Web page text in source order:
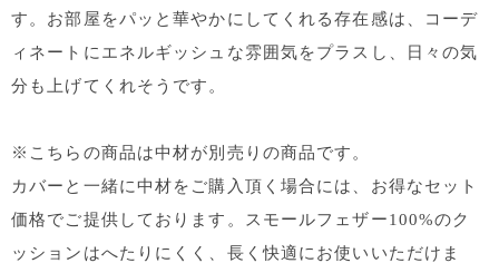
す。お部屋をパッと華やかにしてくれる存在感は、コーデ
ィネートにエネルギッシュな雰囲気をプラスし、日々の気
分も上げてくれそうです。
※こちらの商品は中材が別売りの商品です。
カバーと一緒に中材をご購入頂く場合には、お得なセット
価格でご提供しております。スモールフェザー100%のク
ッションはへたりにくく、長く快適にお使いいただけま